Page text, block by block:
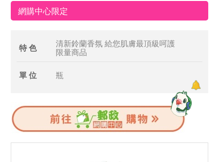
網購中心限定
特 色 清新鈴蘭香氛 給您肌膚最頂級呵護
限量商品
單 位 瓶